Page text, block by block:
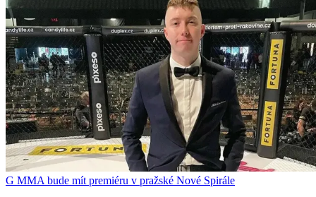
G MMA bude mít premiéru v pražské Nové Spirále